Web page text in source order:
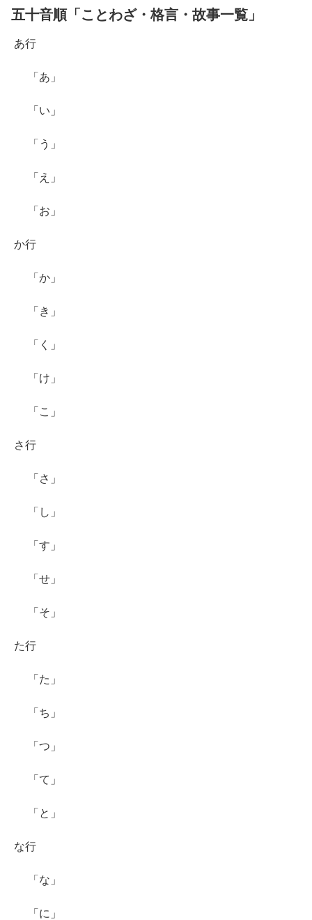
五十音順「ことわざ・格言・故事一覧」
あ行
「あ」
「い」
「う」
「え」
「お」
か行
「か」
「き」
「く」
「け」
「こ」
さ行
「さ」
「し」
「す」
「せ」
「そ」
た行
「た」
「ち」
「つ」
「て」
「と」
な行
「な」
「に」